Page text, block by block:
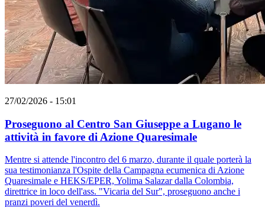
27/02/2026 - 15:01
Proseguono al Centro San Giuseppe a Lugano le
attività in favore di Azione Quaresimale
Mentre si attende l'incontro del 6 marzo, durante il quale porterà la
sua testimonianza l'Ospite della Campagna ecumenica di Azione
Quaresimale e HEKS/EPER, Yolima Salazar dalla Colombia,
direttrice in loco dell'ass. "Vicaria del Sur", proseguono anche i
pranzi poveri del venerdì.